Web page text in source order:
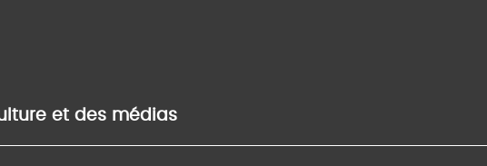
et des médias